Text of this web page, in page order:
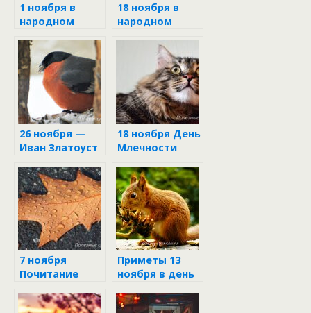
1 ноября в
народном
18 ноября в
народном
26 ноября —
Иван Златоуст
18 ноября День
Млечности
7 ноября
Почитание
Приметы 13
ноября в день
Спиридона